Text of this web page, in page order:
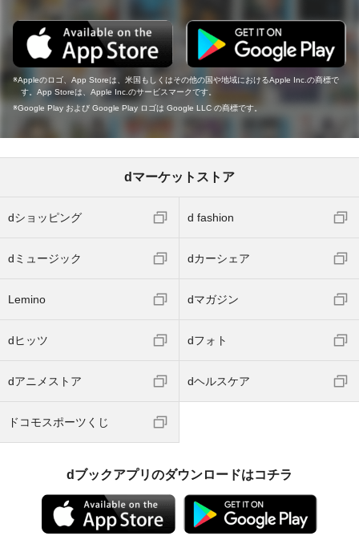
Appleのロゴ、App Storeは、米国もしくはその他の国や地域におけるApple Inc.の商標で
す。App Storeは、Apple Inc.のサービスマークです。
Google Play および Google Play ロゴは Google LLC の商標です。
dマーケットストア
dショッピング d fashion
dミュージック dカーシェア
Lemino dマガジン
dヒッツ dフォト
dアニメストア dヘルスケア
ドコモスポーツくじ
dブックアプリのダウンロードはコチラ